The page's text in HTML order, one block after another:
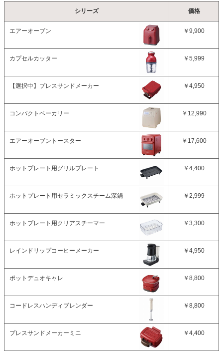
シリーズ 価格
エアーオーブン ￥9,900
カプセルカッター ￥5,999
【選択中】 プレスサンドメーカー ￥4,950
コンパクトベーカリー ￥12,990
エアーオーブントースター ￥17,600
ホットプレート用グリルプレート ￥4,400
ホットプレート用セラミックスチーム深鍋 ￥2,999
ホットプレート用クリアスチーマー ￥3,300
レインドリップコーヒーメーカー ￥4,950
ポットデュオキャレ ￥8,800
コードレスハンディブレンダー ￥8,800
プレスサンドメーカーミニ ￥4,400